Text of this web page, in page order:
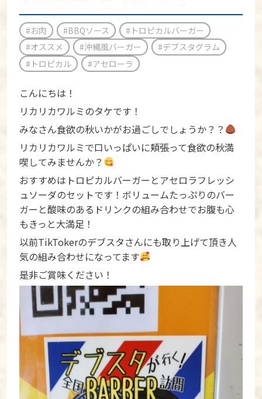
#お肉 #BBQソース
#トロピカルバーガー
#オススメ
#沖縄風バーガー
#デブスタグラム
#トロピカル
#アセローラ
こんにちは！
リカリカワルミのタケです！
みなさん食欲の秋いかがお過ごしでしょうか？？
リカリカワルミで口いっぱいに頬張って食欲の秋満
喫してみませんか？
おすすめはトロピカルバーガーとアセロラフレッシ
ュソーダのセットです！ボリュームたっぷりのバー
ガーと酸味のあるドリンクの組み合わせでお腹も心
もきっと大満足！
以前TikTokerのデブスタさんにも取り上げて頂き人
気の組み合わせになってます
是非ご賞味ください！